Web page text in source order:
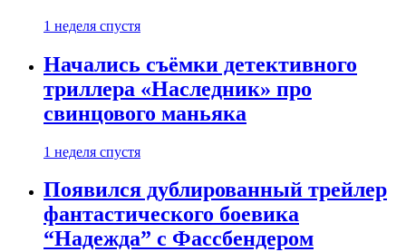
1 неделя спустя
Начались съёмки детективного
триллера «Наследник» про
свинцового маньяка
1 неделя спустя
Появился дублированный трейлер
фантастического боевика
“Надежда” с Фассбендером